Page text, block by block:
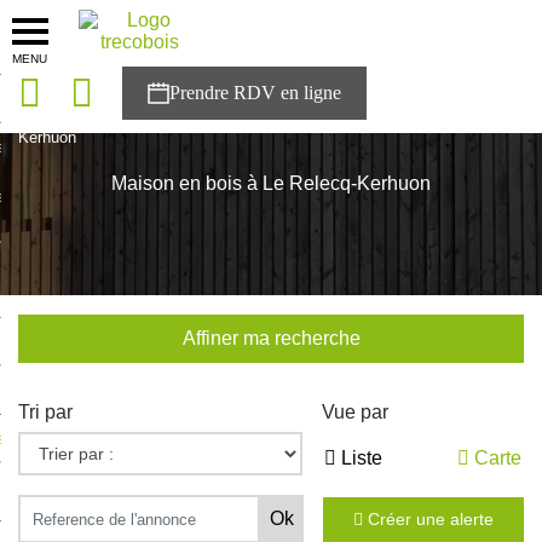
MENU
solutions
Trecobois
à NESTOR
Kerhuon
Maison en bois à Le Relecq-Kerhuon
Affiner ma recherche
Tri par Vue par
Liste Carte
Créer une alerte